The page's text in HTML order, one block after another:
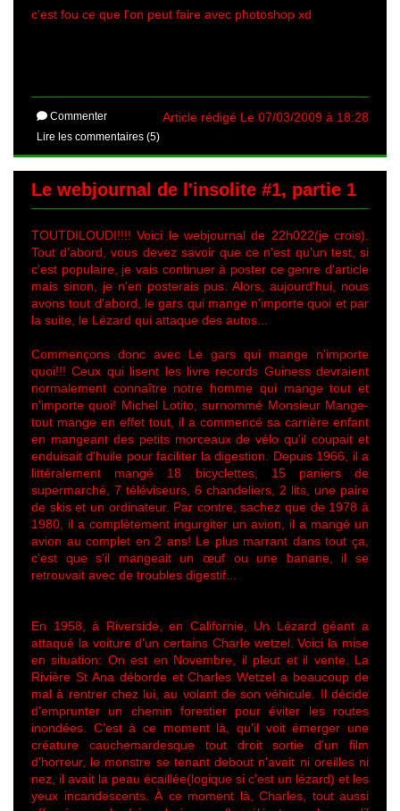
c'est fou ce que l'on peut faire avec photoshop xd
Article rédigé Le 07/03/2009 à 18:28
Commenter
Lire les commentaires (5)
Le webjournal de l'insolite #1, partie 1
TOUTDILOUDI!!!! Voici le webjournal de 22h022(je crois).
Tout d'abord, vous devez savoir que ce n'est qu'un test, si
c'est populaire, je vais continuer à poster ce genre d'article
mais sinon, je n'en posterais pus. Alors, aujourd'hui, nous
avons tout d'abord, le gars qui mange n'importe quoi et par
la suite, le Lézard qui attaque des autos...
Commençons donc avec Le gars qui mange n'importe
quoi!!! Ceux qui lisent les livre records Guiness devraient
normalement connaître notre homme qui mange tout et
n'importe quoi! Michel Lotito, surnommé Monsieur Mange-
tout mange en effet tout, il a commencé sa carrière enfant
en mangeant des petits morceaux de vélo qu'il coupait et
enduisait d'huile pour faciliter la digestion. Depuis 1966, il a
littéralement mangé 18 bicyclettes, 15 paniers de
supermarché, 7 téléviseurs, 6 chandeliers, 2 lits, une paire
de skis et un ordinateur. Par contre, sachez que de 1978 à
1980, il a complètement ingurgiter un avion, il a mangé un
avion au complet en 2 ans! Le plus marrant dans tout ça,
c'est que s'il mangeait un œuf ou une banane, il se
retrouvait avec de troubles digestif...
En 1958, à Riverside, en Californie, Un Lézard géant a
attaqué la voiture d'un certains Charle wetzel. Voici la mise
en situation: On est en Novembre, il pleut et il vente. La
Rivière St Ana déborde et Charles Wetzel a beaucoup de
mal à rentrer chez lui, au volant de son véhicule. Il décide
d'emprunter un chemin forestier pour éviter les routes
inondées. C'est à ce moment là, qu'il voit émerger une
créature cauchemardesque tout droit sortie d'un film
d'horreur, le monstre se tenant debout n'avait ni oreilles ni
nez, il avait la peau écaillée(logique si c'est un lézard) et les
yeux incandescents. À ce moment là, Charles, tout aussi